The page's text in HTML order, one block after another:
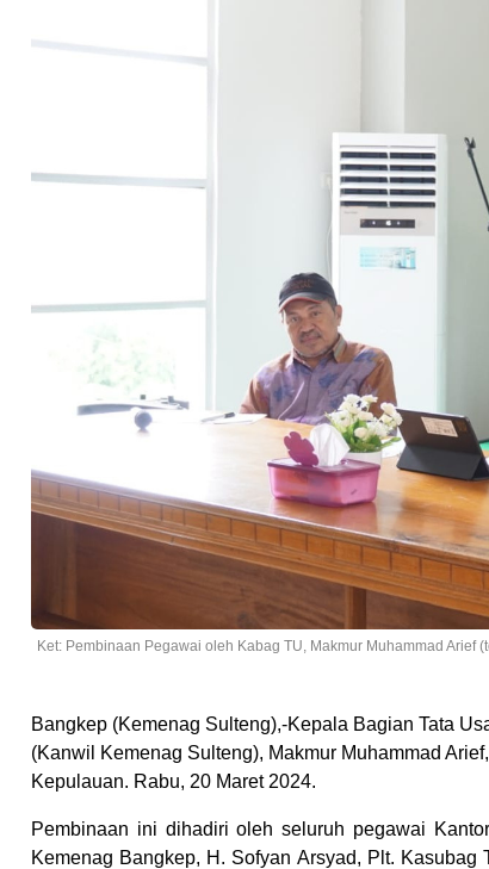
Ket: Pembinaan Pegawai oleh Kabag TU, Makmur Muhammad Arief
Bangkep (Kemenag Sulteng),-Kepala Bagian Tata
(Kanwil Kemenag Sulteng), Makmur Muhammad
Kepulauan. Rabu, 20 Maret 2024.
Pembinaan ini dihadiri oleh seluruh pegawai
Kemenag Bangkep, H. Sofyan Arsyad, Plt.